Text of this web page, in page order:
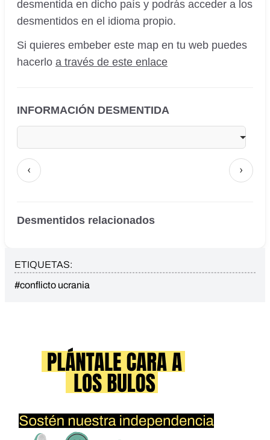
desmentida en dicho país y podrás acceder a los
desmentidos en el idioma propio.
Si quieres embeber este map en tu web puedes
hacerlo a través de este enlace
INFORMACIÓN DESMENTIDA
‹ ›
Desmentidos relacionados
ETIQUETAS:
#conflicto ucrania